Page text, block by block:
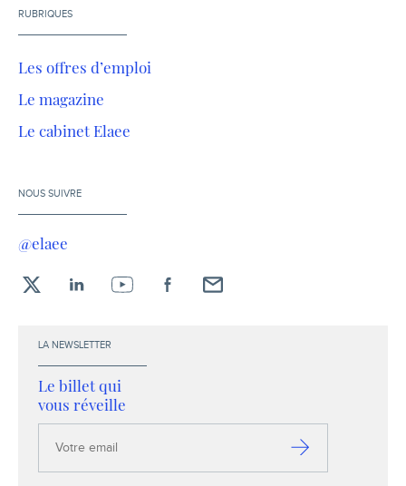
RUBRIQUES
Les offres d’emploi
Le magazine
Le cabinet Elaee
NOUS SUIVRE
@elaee
LA NEWSLETTER
Le billet qui
vous réveille
email
S’inscrire